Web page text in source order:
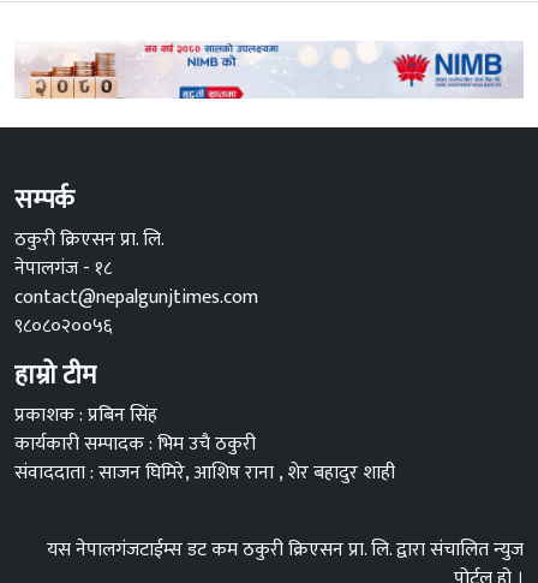
सम्पर्क
ठकुरी क्रिएसन प्रा. लि.
नेपालगंज - १८
contact@nepalgunjtimes.com
९८०८०२००५६
हाम्रो टीम
प्रकाशक : प्रबिन सिंह
कार्यकारी सम्पादक : भिम उचै ठकुरी
संवाददाता : साजन घिमिरे, आशिष राना , शेर बहादुर शाही
यस नेपालगंजटाईम्स डट कम ठकुरी क्रिएसन प्रा. लि. द्वारा संचालित न्युज